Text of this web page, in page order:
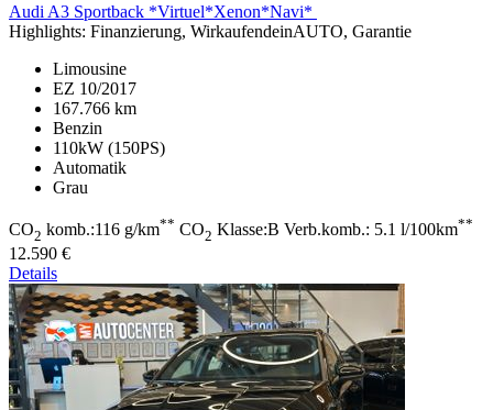
Audi A3 Sportback *Virtuel*Xenon*Navi*
Highlights: Finanzierung, WirkaufendeinAUTO, Garantie
Limousine
EZ 10/2017
167.766 km
Benzin
110kW (150PS)
Automatik
Grau
CO2 komb.:116 g/km** CO2 Klasse:B Verb.komb.: 5.1 l/100km**
12.590 €
Details